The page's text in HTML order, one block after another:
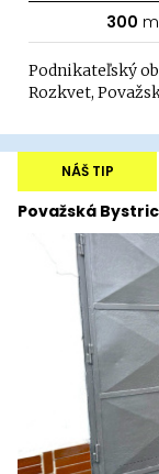
300
Podnikateľský
Rozkvet,
Považská
NÁŠ TIP